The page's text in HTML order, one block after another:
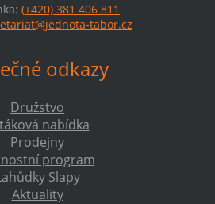
(+420) 381 406 811
tabor.cz
odkazy
Družstvo
nabídka
Prodejny
program
Slapy
Aktuality